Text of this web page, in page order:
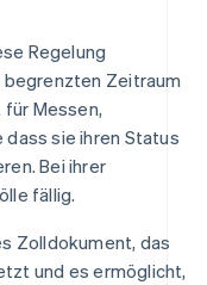
Regelung
begrenzten Zeitraum
für Messen,
sie ihren Status
Bei ihrer
fällig.
Zolldokument, das
und es ermöglicht,